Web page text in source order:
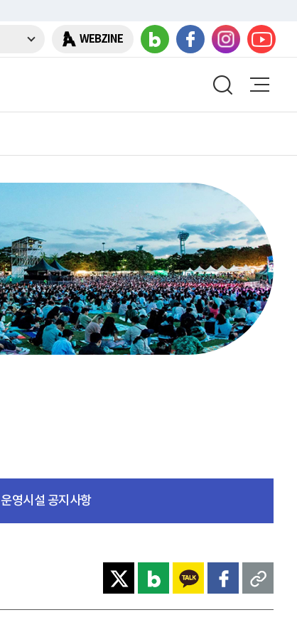
WEBZINE
운영시설 공지사항